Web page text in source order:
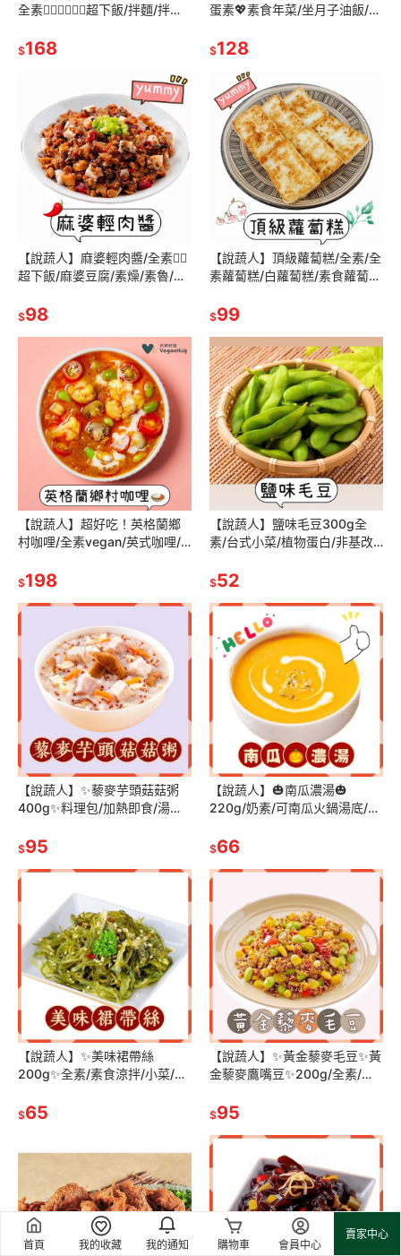
首頁 我的收藏 我的通知 購物車 會員中心
賣家中心
全素👍🏻👍🏻👍🏻超下飯/拌麵/拌飯/
$168
蛋素💖素食年菜/坐月子油飯/小
菜必備/全廣麻油猴頭菇煲
$128
【說蔬人】麻婆輕肉醬/全素👍🏻
超下飯/麻婆豆腐/素燥/素魯/拌
$98
【說蔬人】頂級蘿蔔糕/全素/全
素蘿蔔糕/白蘿蔔糕/素食蘿蔔
蔔糕
$99
【說蔬人】超好吃！英格蘭鄉
村咖哩/全素vegan/英式咖哩/
哩/米耕好廚veganhug
$198
【說蔬人】鹽味毛豆300g全
素/台式小菜/植物蛋白/非基改
料理/素食冷盤/開胃菜
$52
【說蔬人】✨藜麥芋頭菇菇粥
400g✨料理包/加熱即食/湯品/
$95
【說蔬人】🎃南瓜濃湯🎃
220g/奶素/可南瓜火鍋湯底/素
南瓜濃湯/可南瓜燉飯/素食濃湯
$66
【說蔬人】✨美味裙帶絲
200g✨全素/素食涼拌/小菜/解
菜/素食冷盤
$65
【說蔬人】✨黃金藜麥毛豆✨黃
金藜麥鷹嘴豆✨200g/全素/退
卡代餐/藜麥鷹嘴豆/黎麥毛豆
$95